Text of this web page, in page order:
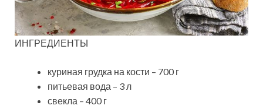
ИНГРЕДИЕНТЫ
куриная грудка на кости – 700 г
питьевая вода – 3 л
свекла – 400 г